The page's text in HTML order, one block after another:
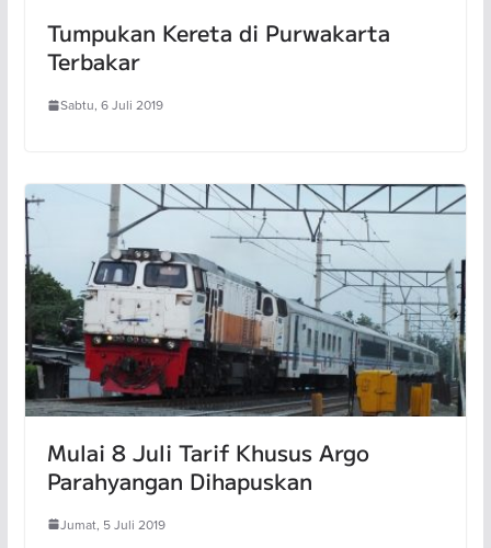
Tumpukan Kereta di Purwakarta
Terbakar
Sabtu, 6 Juli 2019
Mulai 8 Juli Tarif Khusus Argo
Parahyangan Dihapuskan
Jumat, 5 Juli 2019